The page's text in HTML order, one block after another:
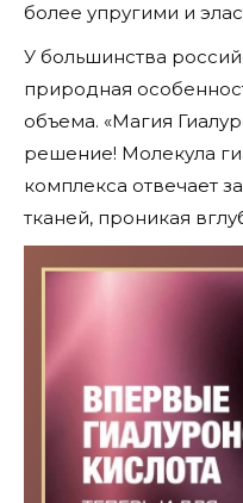
более упругими и
У большинства
природная
объема. «Магия
решение! Молекула
комплекса отвечает
тканей, проникая